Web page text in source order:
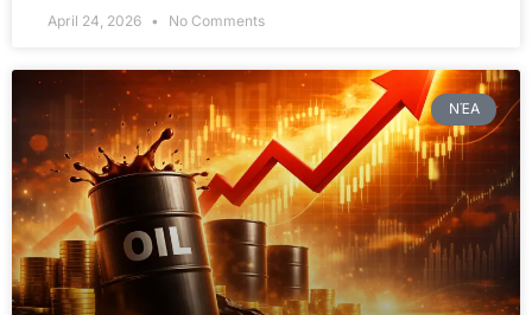
April 24, 2026 No Comments
ΝΈΑ